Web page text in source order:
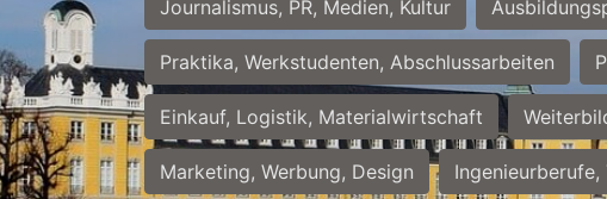
Journalismus, PR, Medien, Kultur
Praktika, Werkstudenten, Abschlussarbeiten
Einkauf, Logistik, Materialwirtschaft
Marketing, Werbung, Design Ingenieurberufe,